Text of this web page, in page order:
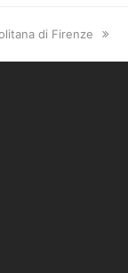
di Firenze